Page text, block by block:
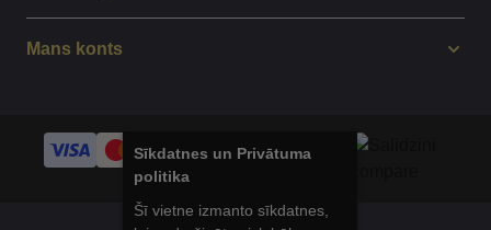
Mans konts
Sīkdatnes un Privātuma
politika
Šī vietne izmanto sīkdatnes,